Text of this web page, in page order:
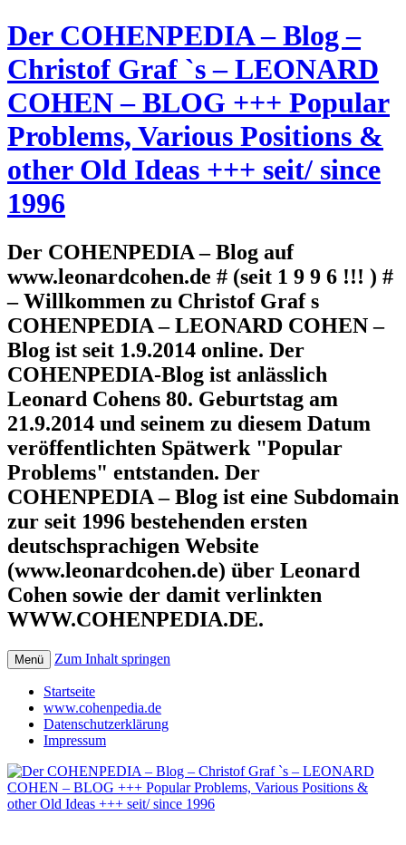
Der COHENPEDIA – Blog –
Christof Graf `s – LEONARD
COHEN – BLOG +++ Popular
Problems, Various Positions &
other Old Ideas +++ seit/ since
1996
Der COHENPEDIA – Blog auf
www.leonardcohen.de # (seit 1 9 9 6 !!! ) #
– Willkommen zu Christof Graf s
COHENPEDIA – LEONARD COHEN –
Blog ist seit 1.9.2014 online. Der
COHENPEDIA-Blog ist anlässlich
Leonard Cohens 80. Geburtstag am
21.9.2014 und seinem zu diesem Datum
veröffentlichten Spätwerk "Popular
Problems" entstanden. Der
COHENPEDIA – Blog ist eine Subdomain
zur seit 1996 bestehenden ersten
deutschsprachigen Website
(www.leonardcohen.de) über Leonard
Cohen sowie der damit verlinkten
WWW.COHENPEDIA.DE.
Menü Zum Inhalt springen
Startseite
www.cohenpedia.de
Datenschutzerklärung
Impressum